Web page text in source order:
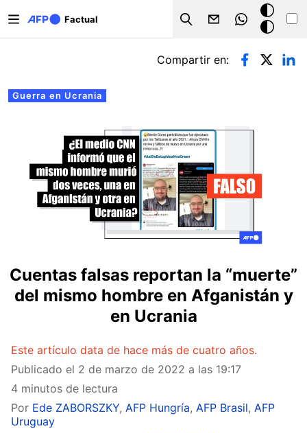
Factual
Search
Modo
oscuro
Solapas principales
Guerra en Ucrania
Compartir en:
Cuentas falsas reportan la “muerte”
del mismo hombre en Afganistán y
en Ucrania
Este artículo data de hace más de cuatro años.
Publicado el 2 de marzo de 2022 a las 19:17
4 minutos de lectura
Por Ede ZABORSZKY, AFP Hungría, AFP Brasil, AFP
Uruguay